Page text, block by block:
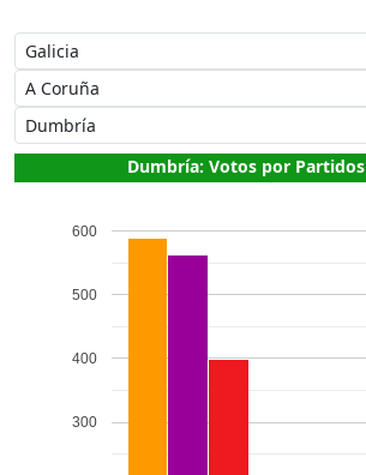
Dumbría: Votos por
300
400
500
600